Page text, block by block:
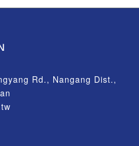
Rd., Nangang Dist.,